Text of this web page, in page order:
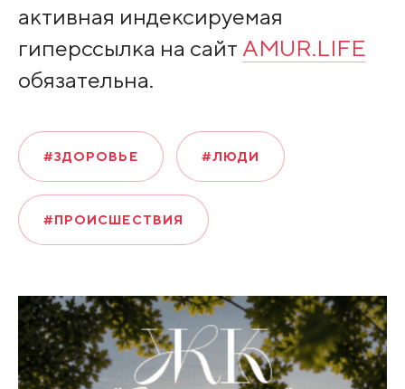
активная индексируемая
гиперссылка на сайт AMUR.LIFE
обязательна.
#ЗДОРОВЬЕ #ЛЮДИ
#ПРОИСШЕСТВИЯ